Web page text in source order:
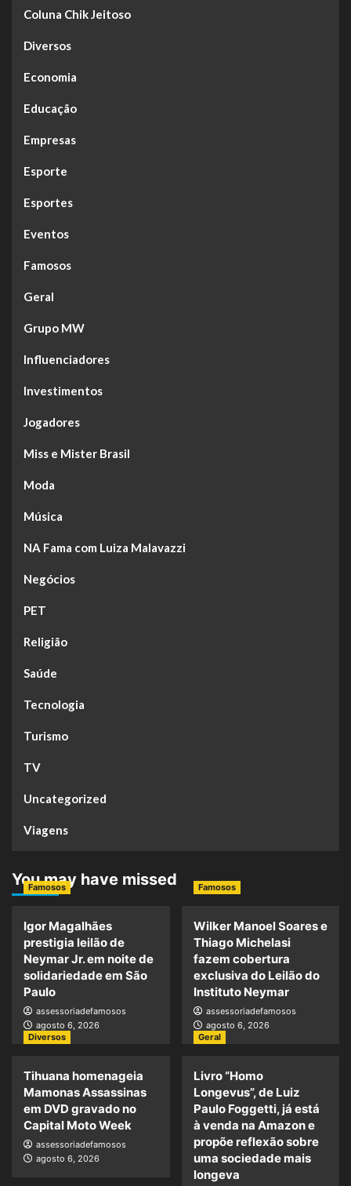
Coluna Chik Jeitoso
Diversos
Economia
Educação
Empresas
Esporte
Esportes
Eventos
Famosos
Geral
Grupo MW
Influenciadores
Investimentos
Jogadores
Miss e Mister Brasil
Moda
Música
NA Fama com Luiza Malavazzi
Negócios
PET
Religião
Saúde
Tecnologia
Turismo
TV
Uncategorized
Viagens
You may have missed
Famosos
Igor Magalhães
prestigia leilão de
Neymar Jr. em noite de
solidariedade em São
Paulo
assessoriadefamosos
agosto 6, 2026
Famosos
Wilker Manoel Soares e
Thiago Michelasi
fazem cobertura
exclusiva do Leilão do
Instituto Neymar
assessoriadefamosos
agosto 6, 2026
Diversos
Tihuana homenageia
Mamonas Assassinas
em DVD gravado no
Capital Moto Week
assessoriadefamosos
agosto 6, 2026
Geral
Livro “Homo
Longevus”, de Luiz
Paulo Foggetti, já está
à venda na Amazon e
propõe reflexão sobre
uma sociedade mais
longeva